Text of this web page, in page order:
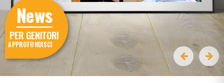
News
PER GENITORI
APPROFONDISCI